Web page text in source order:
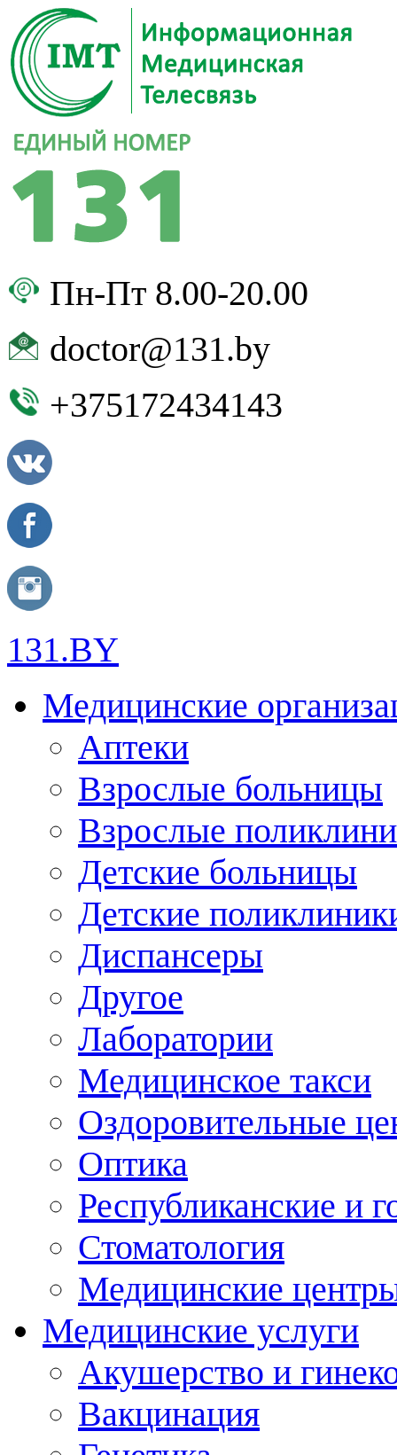
Пн-Пт 8.00-20.00
doctor@131.by
+375172434143
131.BY
Медицинские
Аптеки
Взрослые больницы
Взрослые
Детские больницы
Детские
Диспансеры
Другое
Лаборатории
Медицинское такси
Оздоровительные
Оптика
Республиканские и
Стоматология
Медицинские
Медицинские услуги
Акушерство и
Вакцинация